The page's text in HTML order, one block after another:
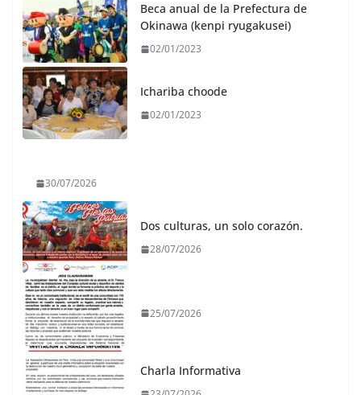
Beca anual de la Prefectura de
Okinawa (kenpi ryugakusei)
02/01/2023
Ichariba choode
02/01/2023
30/07/2026
Dos culturas, un solo corazón.
28/07/2026
25/07/2026
Charla Informativa